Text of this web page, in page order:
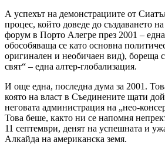
А успехът на демонстрациите от
процес, който доведе до създаването
форум в Порто Алегре през 2001 –
обособяваща се като основна
оригинален и необичаен вид), бореща
свят“ – една алтер-глобализация.
И още една, последна дума за 2001.
която на власт в Съединените щати
неговата администрация на „нео-
Това беше, както ни се напомня
11 септември, денят на успешната и
Алкайда на американска земя.